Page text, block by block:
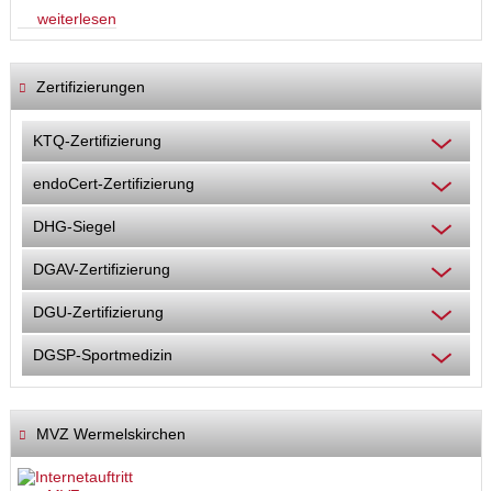
weiterlesen
Zertifizierungen
KTQ-Zertifizierung
endoCert-Zertifizierung
DHG-Siegel
DGAV-Zertifizierung
DGU-Zertifizierung
DGSP-Sportmedizin
MVZ Wermelskirchen